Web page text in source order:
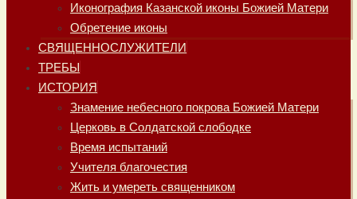
Иконография Казанской иконы Божией Матери
Обретение иконы
СВЯЩЕННОСЛУЖИТЕЛИ
ТРЕБЫ
ИСТОРИЯ
Знамение небесного покрова Божией Матери
Церковь в Солдатской слободке
Время испытаний
Учителя благочестия
Жить и умереть священником